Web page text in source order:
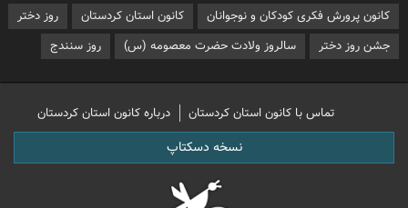
کانون پرورش فکری کودکان و نوجوانان
کانون استان کردستان
روز دختر
جشن روز دختر
سالروز ولادت حضرت معصومه (س) روز سنندج
تماس با کانون استان کردستان درباره کانون استان کردستان
نسخه دسکتاپ